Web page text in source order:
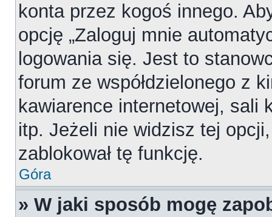
konta przez kogoś innego.
opcję „Zaloguj mnie
logowania się. Jest to
forum ze współdzielonego z
kawiarence internetowej, sali
itp. Jeżeli nie widzisz tej
zablokował tę funkcję.
Góra
» W jaki sposób mogę